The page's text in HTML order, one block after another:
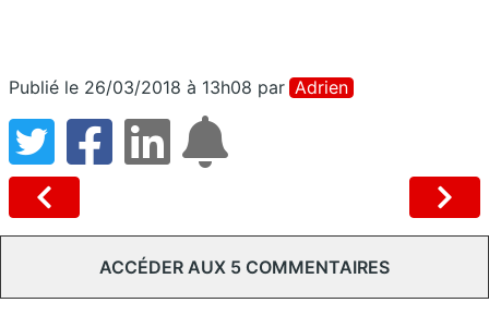
Publié le 26/03/2018 à 13h08 par Adrien
ACCÉDER AUX 5 COMMENTAIRES